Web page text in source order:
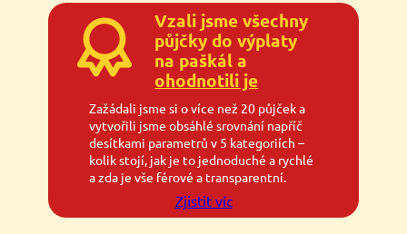
Vzali jsme všechny
půjčky do výplaty
na paškál a
ohodnotili je
Zažádali jsme si o více než 20 půjček a
vytvořili jsme obsáhlé srovnání napříč
desítkami parametrů v 5 kategoriích –
kolik stojí, jak je to jednoduché a rychlé
a zda je vše férové a transparentní.
Zjistit víc